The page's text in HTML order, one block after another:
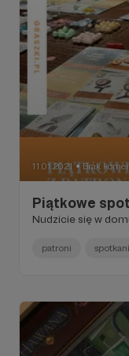
11.01.2021 ● Brak
Piątkowe
Nudzicie się w
patroni